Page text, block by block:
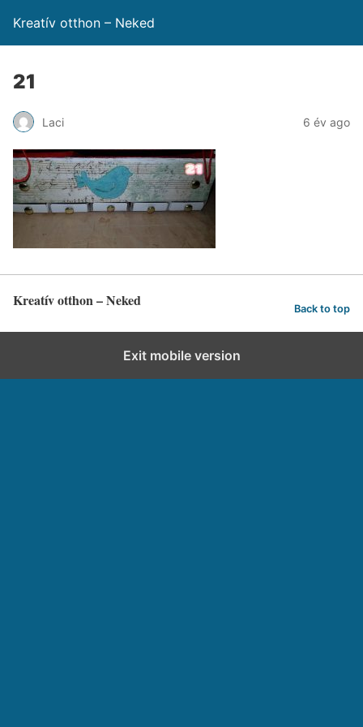
Kreatív otthon – Neked
21
Laci 6 év ago
Kreatív otthon – Neked Back to top
Exit mobile version